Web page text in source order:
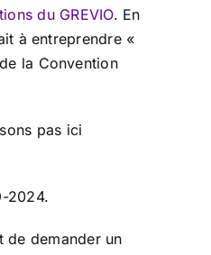
du GREVIO. En
à entreprendre «
la Convention
pas ici
2024.
de demander un